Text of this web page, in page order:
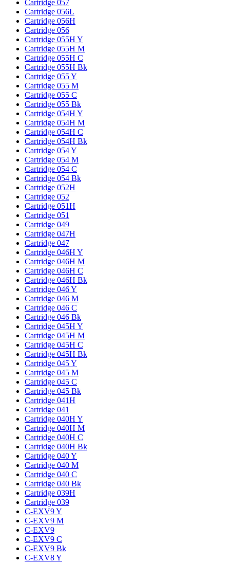
Cartridge 057
Cartridge 056L
Cartridge 056H
Cartridge 056
Cartridge 055H Y
Cartridge 055H M
Cartridge 055H C
Cartridge 055H Bk
Cartridge 055 Y
Cartridge 055 M
Cartridge 055 C
Cartridge 055 Bk
Cartridge 054H Y
Cartridge 054H M
Cartridge 054H C
Cartridge 054H Bk
Cartridge 054 Y
Cartridge 054 M
Cartridge 054 C
Cartridge 054 Bk
Cartridge 052H
Cartridge 052
Cartridge 051H
Cartridge 051
Cartridge 049
Cartridge 047H
Cartridge 047
Cartridge 046H Y
Cartridge 046H M
Cartridge 046H C
Cartridge 046H Bk
Cartridge 046 Y
Cartridge 046 M
Cartridge 046 C
Cartridge 046 Bk
Cartridge 045H Y
Cartridge 045H M
Cartridge 045H C
Cartridge 045H Bk
Cartridge 045 Y
Cartridge 045 M
Cartridge 045 C
Cartridge 045 Bk
Cartridge 041H
Cartridge 041
Cartridge 040H Y
Cartridge 040H M
Cartridge 040H C
Cartridge 040H Bk
Cartridge 040 Y
Cartridge 040 M
Cartridge 040 C
Cartridge 040 Bk
Cartridge 039H
Cartridge 039
C-EXV9 Y
C-EXV9 M
C-EXV9
C-EXV9 C
C-EXV9 Bk
C-EXV8 Y